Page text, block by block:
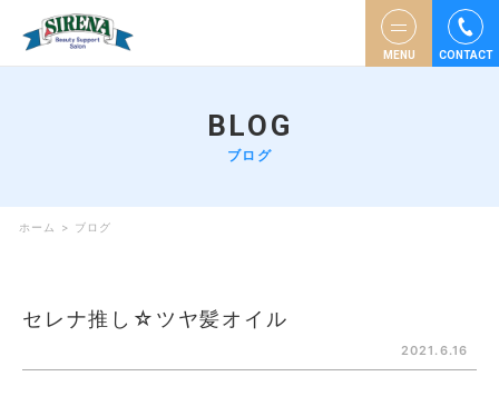
MENU CONTACT
BLOG
ブログ
ホーム > ブログ
セレナ推し☆ツヤ髪オイル
2021.6.16